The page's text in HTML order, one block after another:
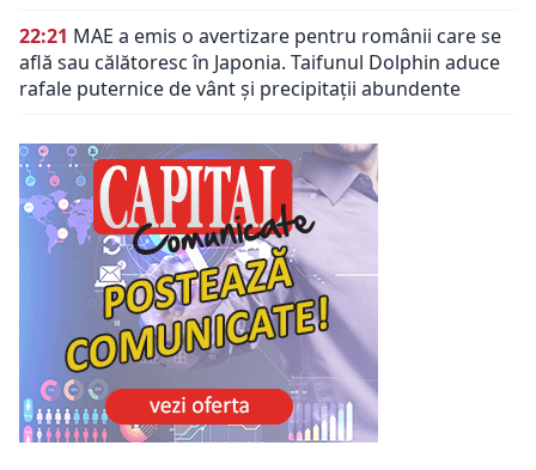
22:21 MAE a emis o avertizare pentru românii care se
află sau călătoresc în Japonia. Taifunul Dolphin aduce
rafale puternice de vânt și precipitații abundente